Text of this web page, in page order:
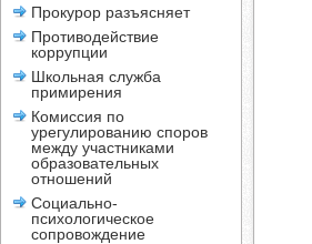
Прокурор разъясняет
Противодействие
коррупции
Школьная служба
примирения
Комиссия по
урегулированию споров
между участниками
образовательных
отношений
Социально-
психологическое
сопровождение